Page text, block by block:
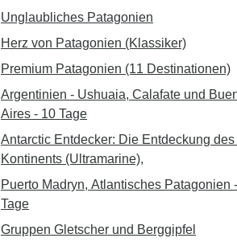
Unglaubliches Patagonien
Herz von Patagonien (Klassiker)
Premium Patagonien (11 Destinationen)
Argentinien - Ushuaia, Calafate und
Aires - 10 Tage
Antarctic Entdecker: Die Entdeckung des
Kontinents (Ultramarine),
Puerto Madryn, Atlantisches Patagonien
Tage
Gruppen Gletscher und Berggipfel